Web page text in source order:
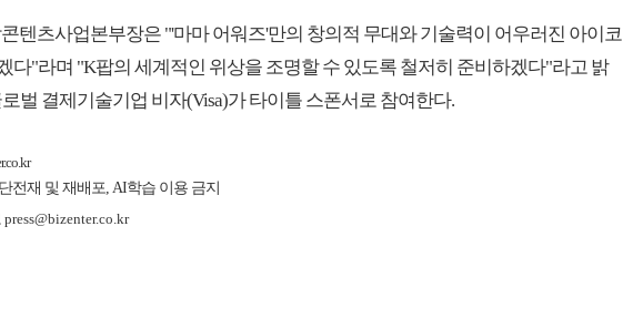
콘텐츠사업본부장은 "'마마 어워즈'만의 창의적 무대와 기술력이 어우러진 아이코
다"라며 "K팝의 세계적인 위상을 조명할 수 있도록 철저히 준비하겠다"라고 밝
벌 결제기술기업 비자(Visa)가 타이틀 스폰서로 참여한다.
전재 및 재배포, AI학습 이용 금지
press@bizenter.co.kr